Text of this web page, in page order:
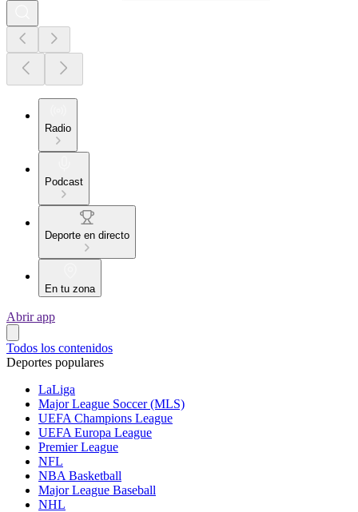
Radio
Podcast
Deporte en directo
En tu zona
Abrir app
Todos los contenidos
Deportes populares
LaLiga
Major League Soccer (MLS)
UEFA Champions League
UEFA Europa League
Premier League
NFL
NBA Basketball
Major League Baseball
NHL